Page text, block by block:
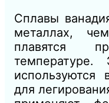
Сплавы
металлах,
плавятся
используются
для